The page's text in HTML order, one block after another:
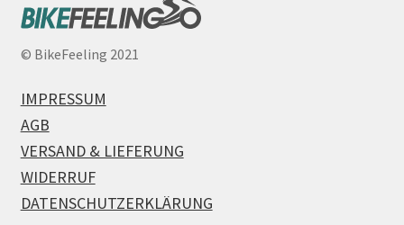
© BikeFeeling 2021
IMPRESSUM
AGB
VERSAND & LIEFERUNG
WIDERRUF
DATENSCHUTZERKLÄRUNG